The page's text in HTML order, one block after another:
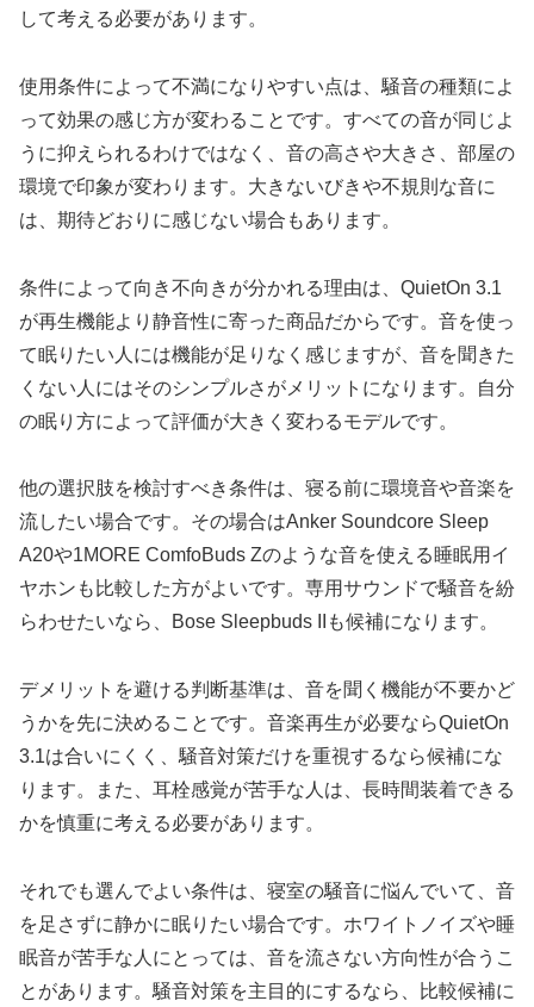
して考える必要があります。
使用条件によって不満になりやすい点は、騒音の種類によ
って効果の感じ方が変わることです。すべての音が同じよ
うに抑えられるわけではなく、音の高さや大きさ、部屋の
環境で印象が変わります。大きないびきや不規則な音に
は、期待どおりに感じない場合もあります。
条件によって向き不向きが分かれる理由は、QuietOn 3.1
が再生機能より静音性に寄った商品だからです。音を使っ
て眠りたい人には機能が足りなく感じますが、音を聞きた
くない人にはそのシンプルさがメリットになります。自分
の眠り方によって評価が大きく変わるモデルです。
他の選択肢を検討すべき条件は、寝る前に環境音や音楽を
流したい場合です。その場合はAnker Soundcore Sleep
A20や1MORE ComfoBuds Zのような音を使える睡眠用イ
ヤホンも比較した方がよいです。専用サウンドで騒音を紛
らわせたいなら、Bose Sleepbuds IIも候補になります。
デメリットを避ける判断基準は、音を聞く機能が不要かど
うかを先に決めることです。音楽再生が必要ならQuietOn
3.1は合いにくく、騒音対策だけを重視するなら候補にな
ります。また、耳栓感覚が苦手な人は、長時間装着できる
かを慎重に考える必要があります。
それでも選んでよい条件は、寝室の騒音に悩んでいて、音
を足さずに静かに眠りたい場合です。ホワイトノイズや睡
眠音が苦手な人にとっては、音を流さない方向性が合うこ
とがあります。騒音対策を主目的にするなら、比較候補に